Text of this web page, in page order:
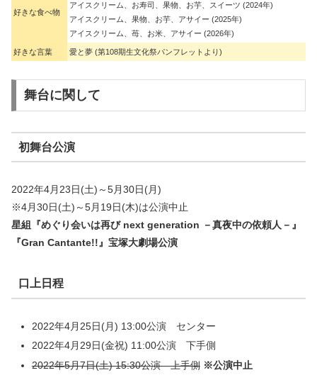
好きな食べ物
アイスクリーム、お寿司、果物、お芋、スイーツ (2024年)
アイスクリーム、果物、お芋、アサイー (2025年)
アイスクリーム、苺、お米、アサイー (2026年)
好きな言葉 愛と夢 (第108期生文化祭パンフレットより)
舞台に関して
初舞台公演
2022年4月23日(土)～5月30日(月)
※4月30日(土)～5月19日(木)は公演中止
星組『めぐり会いは再び next generation －真夜中の依頼人－』
『Gran Cantante!!』宝塚大劇場公演
口上日程
2022年4月25日(月) 13:00公演 センター
2022年4月29日(金祝) 11:00公演 下手側
2022年5月7日(土) 15:30公演 上手側 ※公演中止